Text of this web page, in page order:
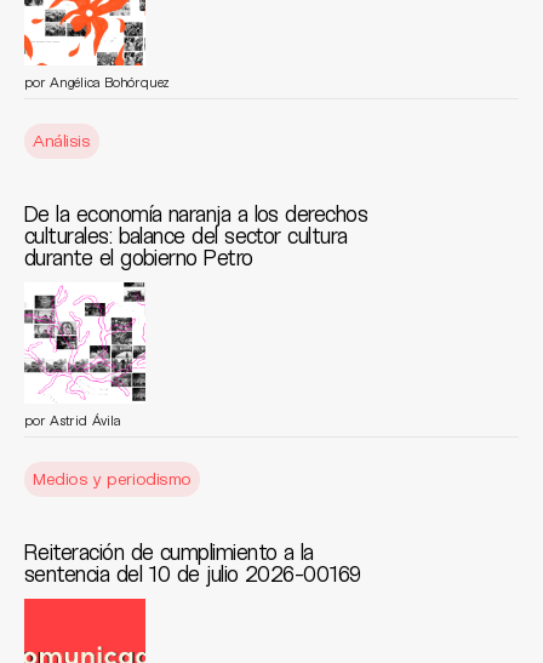
por Angélica Bohórquez
Análisis
De la economía naranja a los derechos
culturales: balance del sector cultura
durante el gobierno Petro
por Astrid Ávila
Medios y periodismo
Reiteración de cumplimiento a la
sentencia del 10 de julio 2026-00169